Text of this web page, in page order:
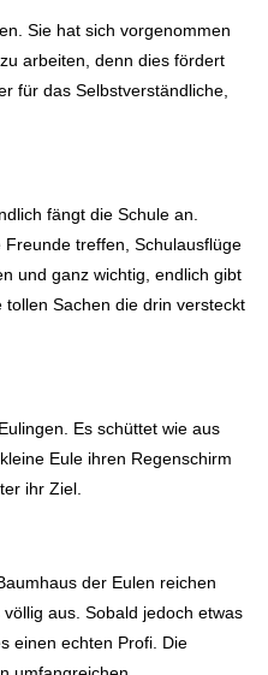
Sie hat sich vorgenommen
arbeiten, denn dies fördert
für das Selbstverständliche,
fängt die Schule an.
treffen, Schulausflüge
und ganz wichtig, endlich gibt
Sachen die drin versteckt
Es schüttet wie aus
Eule ihren Regenschirm
ihr Ziel.
der Eulen reichen
aus. Sobald jedoch etwas
einen echten Profi. Die